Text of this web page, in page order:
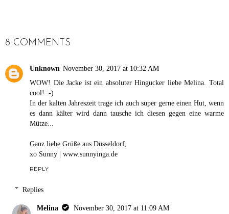
8 COMMENTS
Unknown November 30, 2017 at 10:32 AM
WOW! Die Jacke ist ein absoluter Hingucker liebe Melina. Total
cool! :-)
In der kalten Jahreszeit trage ich auch super gerne einen Hut, wenn
es dann kälter wird dann tausche ich diesen gegen eine warme
Mütze...
Ganz liebe Grüße aus Düsseldorf,
xo Sunny | www.sunnyinga.de
REPLY
Replies
Melina
November 30, 2017 at 11:09 AM